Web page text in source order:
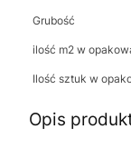
Grubość
ilość m2 w
Ilość sztuk w
Opis